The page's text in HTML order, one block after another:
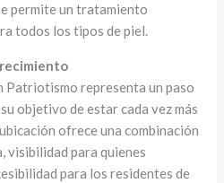
permite un tratamiento
todos los tipos de piel.
Patriotismo representa un paso
objetivo de estar cada vez más
ofrece una combinación
visibilidad para quienes
para los residentes de